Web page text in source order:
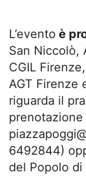
L’evento è
San Niccolò,
CGIL
AGT Firenze
riguarda il
6492844)
del Popolo di